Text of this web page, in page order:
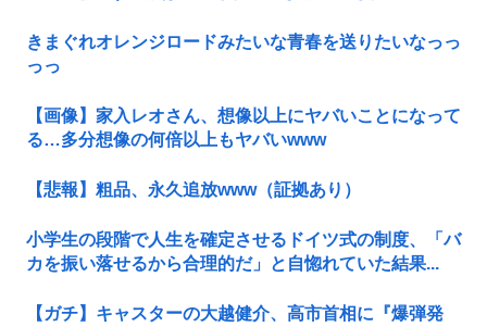
きまぐれオレンジロードみたいな青春を送りたいなっっ
っっ
【画像】家入レオさん、想像以上にヤバいことになって
る…多分想像の何倍以上もヤバいwww
【悲報】粗品、永久追放www（証拠あり）
小学生の段階で人生を確定させるドイツ式の制度、「バ
カを振い落せるから合理的だ」と自惚れていた結果...
【ガチ】キャスターの大越健介、高市首相に『爆弾発